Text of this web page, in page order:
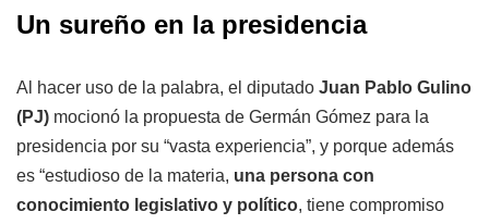
Un sureño en la presidencia
Al hacer uso de la palabra, el diputado Juan Pablo Gulino
(PJ) mocionó la propuesta de Germán Gómez para la
presidencia por su “vasta experiencia”, y porque además
es “estudioso de la materia, una persona con
conocimiento legislativo y político, tiene compromiso